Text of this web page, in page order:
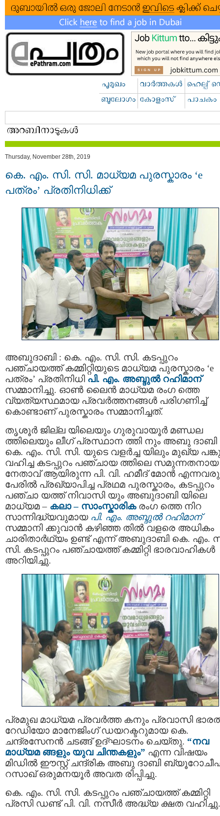
Thursday, November 28th, 2019
കെ. എം. സി. സി. മാധ്യമ പുരസ്കാരം ‘e
പത്രം’ പ്രതിനിധിക്ക്
അബുദാബി : കെ. എം. സി. സി. കടപ്പുറം
പഞ്ചായത്ത് കമ്മിറ്റിയുടെ മാധ്യമ പുരസ്കാരം ‘e
പത്രം’ പ്രതിനിധി പി. എം. അബ്ദുൽ റഹിമാന്
സമ്മാനിച്ചു. ഓൺ ലൈൻ മാധ്യമ രംഗ ത്തെ
വ്യത്യസ്ഥമായ പ്രവർത്തനങ്ങൾ പരിഗണിച്ച്
കൊണ്ടാണ് പുരസ്കാരം സമ്മാനിച്ചത്.
തൃശൂർ ജില്ല യിലെയും ഗുരുവായൂർ മണ്ഡല
ത്തിലെയും ലീഗ് പ്രസ്ഥാന ത്തി നും അബു ദാബി
കെ. എം. സി. സി. യുടെ വളർച്ച യിലും മുഖ്യ
വഹിച്ച കടപ്പുറം പഞ്ചായ ത്തിലെ സമുന്നതനായ
നേതാവ് ആയിരുന്ന പി. വി. ഹമീദ് മോൻ
പേരിൽ പ്രഖ്യാപിച്ച പ്രഥമ പുരസ്കാരം, കടപ്പുറം
പഞ്ചാ യത്ത് നിവാസി യും അബുദാബി യിലെ
മാധ്യമ – കലാ – സാംസ്കാരികരംഗ ത്തെ നിറ
സാന്നിദ്ധ്യവുമായ പി. എം. അബ്ദുൽ റഹിമാന്
സമ്മാനി ക്കുവാൻ കഴിഞ്ഞ തിൽ വളരെ അധികം
ചാരിതാർഥ്യം ഉണ്ട് എന്ന് അബുദാബി കെ. എം.
സി. കടപ്പുറം പഞ്ചായത്ത് കമ്മിറ്റി ഭാരവാഹികൾ
അറിയിച്ചു.
പ്രമുഖ മാധ്യമ പ്രവർത്ത കനും പ്രവാസി
റേഡിയോ മാനേജിംഗ് ഡയറക്ടറുമായ കെ.
ചന്ദ്രസേനൻ ചടങ്ങ് ഉദ്ഘാടനം ചെയ്തു. “നവ
മാധ്യമ ങ്ങളും യുവ ചിന്തകളും” എന്ന വിഷയം
മിഡിൽ ഈസ്റ്റ് ചന്ദ്രിക അബു ദാബി
റസാഖ് ഒരുമനയൂർ അവത രിപ്പിച്ചു.
കെ. എം. സി. സി. കടപ്പുറം പഞ്ചായത്ത് കമ്മിറ്റി
പ്രസി ഡണ്ട് പി. വി. നസീർ അദ്ധ്യ ക്ഷത വഹിച്ചു.